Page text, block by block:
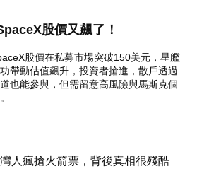
股價又飆了！
股價在私募市場突破150美元，星艦
帶動估值飆升，投資者搶進，散戶透過
也能參與，但需留意高風險與馬斯克個